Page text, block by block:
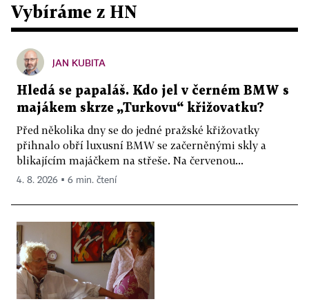
Vybíráme z HN
JAN KUBITA
Hledá se papaláš. Kdo jel v černém BMW s
majákem skrze „Turkovu“ křižovatku?
Před několika dny se do jedné pražské křižovatky
přihnalo obří luxusní BMW se začerněnými skly a
blikajícím majáčkem na střeše. Na červenou...
4. 8. 2026 ▪ 6 min. čtení